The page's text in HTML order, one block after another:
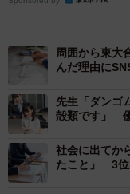
きのこと。当時２歳
両親の話し合いに入
出すことに。結局、
いう。
以来、高島家では
会議」が開かれるよ
周囲から東大
んだ理由に
先生「ダンゴ
殻類です」
社会に出てか
たこと」 3位